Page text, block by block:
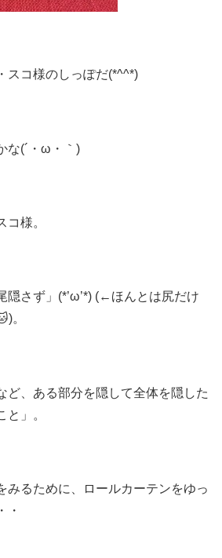
スコ様のしっぽだ(*^^*)
な(´・ω・｀)
コ様。
隠さず」(*’ω’*) (←ほんとは尻だけ
。
ど、ある部分を隠して全体を隠した
」。
みるために、ロールカーテンをゆっ
・